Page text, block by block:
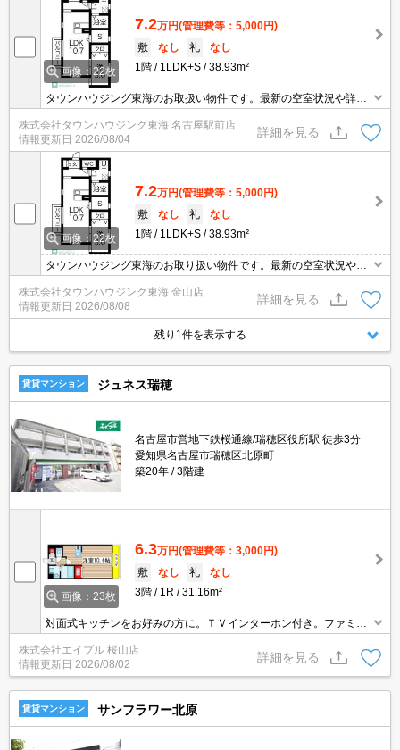
画像：22枚
7.2万円(管理費等：5,000円)
敷
なし 礼
なし
1階
1LDK+S 38.93m²
タウンハウジング東海のお取扱い物件です。最新の空室状況や詳細
株式会社タウンハウジング東海 名古屋駅前店
情報更新日 2026/08/04
詳細を見る
画像：22枚
7.2万円(管理費等：5,000円)
敷
なし 礼
なし
1階
1LDK+S 38.93m²
タウンハウジング東海のお取り扱い物件です。最新の空室状況やの
株式会社タウンハウジング東海 金山店
情報更新日 2026/08/08
詳細を見る
残り1件を表示する
賃貸マンション ジュネス瑞穂
名古屋市営地下鉄桜通線/瑞穂区役所駅 徒歩3分
愛知県名古屋市瑞穂区北原町
築20年
3階建
画像：23枚
6.3万円(管理費等：3,000円)
敷
なし 礼
なし
3階
1R 31.16m²
対面式キッチンをお好みの方に。ＴＶインターホン付き。ファミリ
円/年)。
株式会社エイブル 桜山店
情報更新日 2026/08/02
詳細を見る
賃貸マンション サンフラワー北原